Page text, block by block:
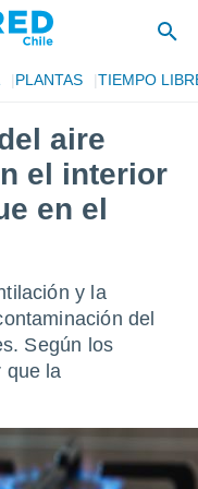
PLANTAS TIEMPO
aire
el interior
en el
y la
del
Según los
que la